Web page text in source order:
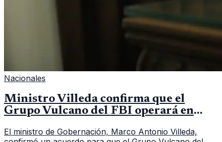
Nacionales
Ministro Villeda confirma que el
Grupo Vulcano del FBI operará en
El ministro de Gobernación, Marco Antonio Villeda,